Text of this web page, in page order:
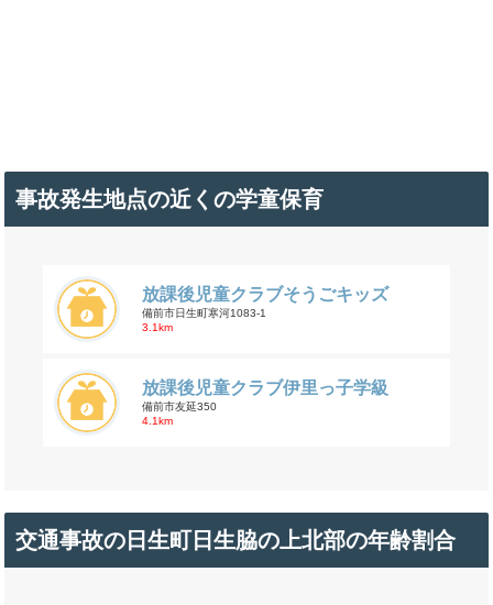
事故発生地点の近くの学童保育
放課後児童クラブそうごキッズ
備前市日生町寒河1083-1
3.1km
放課後児童クラブ伊里っ子学級
備前市友延350
4.1km
交通事故の日生町日生脇の上北部の年齢割合